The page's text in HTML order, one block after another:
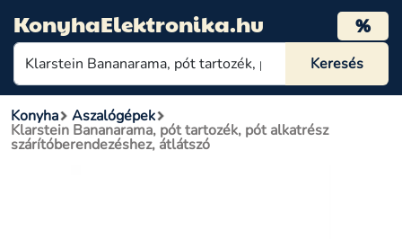
KonyhaElektronika.hu %
Konyha Aszalógépek
Klarstein Bananarama, pót tartozék, pót alkatrész
szárítóberendezéshez, átlátszó